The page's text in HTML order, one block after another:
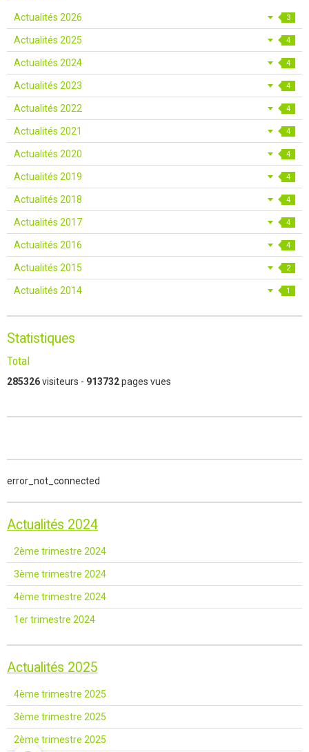
Actualités 2026 3
Actualités 2025 4
Actualités 2024 4
Actualités 2023 4
Actualités 2022 4
Actualités 2021 4
Actualités 2020 4
Actualités 2019 4
Actualités 2018 4
Actualités 2017 4
Actualités 2016 4
Actualités 2015 2
Actualités 2014 1
Statistiques
Total
285326visiteurs - 913732pages vues
error_not_connected
Actualités 2024
2ème trimestre 2024
3ème trimestre 2024
4ème trimestre 2024
1er trimestre 2024
Actualités 2025
4ème trimestre 2025
3ème trimestre 2025
2ème trimestre 2025